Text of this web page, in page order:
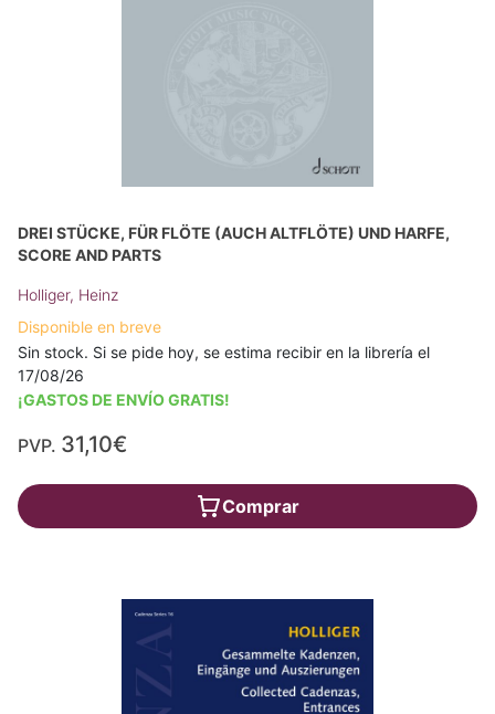
DREI STÜCKE, FÜR FLÖTE (AUCH ALTFLÖTE) UND HARFE,
SCORE AND PARTS
Holliger, Heinz
Disponible en breve
Sin stock. Si se pide hoy, se estima recibir en la librería el
17/08/26
¡GASTOS DE ENVÍO GRATIS!
PVP. 31,10€
Comprar